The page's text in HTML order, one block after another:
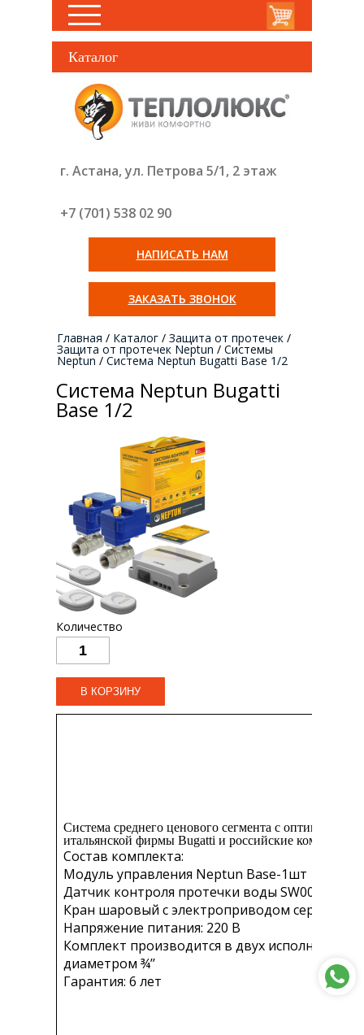
Каталог
г. Астана, ул. Петрова 5/1, 2 этаж
+7 (701) 538 02 90
НАПИСАТЬ НАМ
ЗАКАЗАТЬ ЗВОНОК
Главная / Каталог / Защита от протечек /
Защита от протечек Neptun / Системы
Neptun / Система Neptun Bugatti Base 1/2
Система Neptun Bugatti
Base 1/2
Количество
Система среднего ценового сегмента с
итальянской фирмы Вugatti и российские
Состав комплекта:
Модуль управления Neptun Base-1шт
Датчик контроля протечки воды SW005-3 шт
Кран шаровый с электроприводом серии
Напряжение питания: 220 В
Комплект производится в двух исполнениях:
диаметром ¾’’
Гарантия: 6 лет